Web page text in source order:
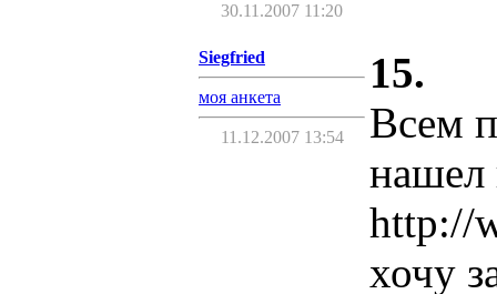
30.11.2007 11:20
Siegfried
моя анкета
11.12.2007 13:54
15.
Всем
нашел
http://
хочу